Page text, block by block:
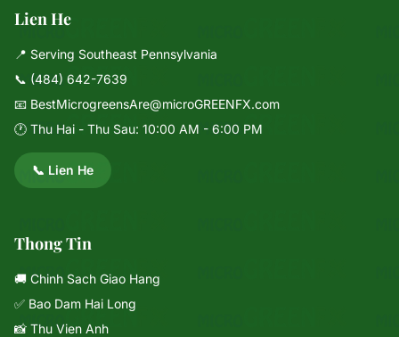
Lien He
📍 Serving Southeast Pennsylvania
📞 (484) 642-7639
📧 BestMicrogreensAre@microGREENFX.com
🕐 Thu Hai - Thu Sau: 10:00 AM - 6:00 PM
📞 Lien He
Thong Tin
🚚 Chinh Sach Giao Hang
✅ Bao Dam Hai Long
📸 Thu Vien Anh